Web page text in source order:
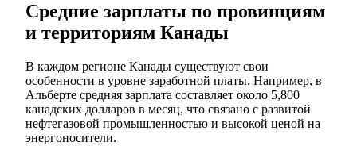
Средние зарплаты по провинциям
и территориям Канады
В каждом регионе Канады существуют свои
особенности в уровне заработной платы. Например, в
Альберте средняя зарплата составляет около 5,800
канадских долларов в месяц, что связано с развитой
нефтегазовой промышленностью и высокой ценой на
энергоносители.